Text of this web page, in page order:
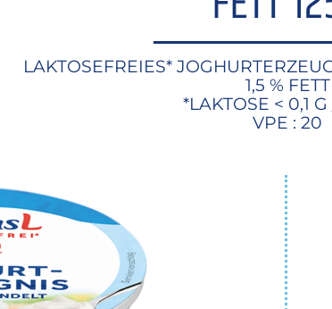
LAKTOSEFREIES*
1,5 % FETT
*LAKTOSE < 0,1
VPE : 20